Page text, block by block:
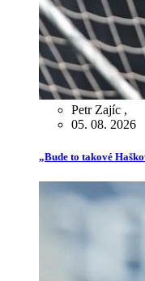
Petr Zajíc ,
05. 08. 2026
„Bude to takové